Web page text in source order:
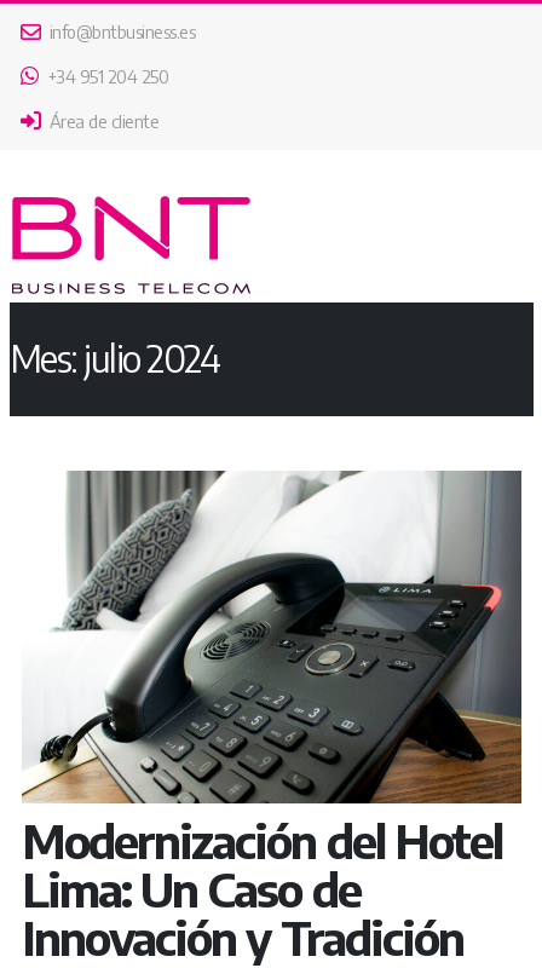
info@bntbusiness.es
+34 951 204 250
Área de cliente
Mes: julio 2024
Modernización del Hotel
Lima: Un Caso de
Innovación y Tradición